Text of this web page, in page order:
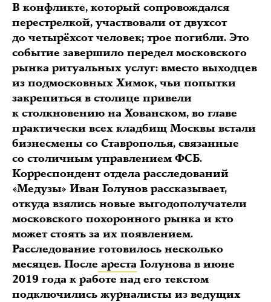
В конфликте, который сопровождался
перестрелкой, участвовали от двухсот
до четырёхсот человек; трое погибли. Это
событие завершило передел московского
рынка ритуальных услуг: вместо выходцев
из подмосковных Химок, чьи попытки
закрепиться в столице привели
к столкновению на Хованском, во главе
практически всех кладбищ Москвы встали
бизнесмены со Ставрополья, связанные
со столичным управлением ФСБ.
Корреспондент отдела расследований
«Медузы» Иван Голунов рассказывает,
откуда взялись новые выгодополучатели
московского похоронного рынка и кто
может стоять за их появлением.
Расследование готовилось несколько
месяцев. После ареста Голунова в июне
2019 года к работе над его текстом
подключились журналисты из ведущих